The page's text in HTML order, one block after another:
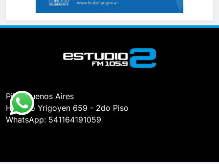
Pilar, Buenos Aires
Hipólito Yrigoyen 659 - 2do Piso
WhatsApp: 541164191059